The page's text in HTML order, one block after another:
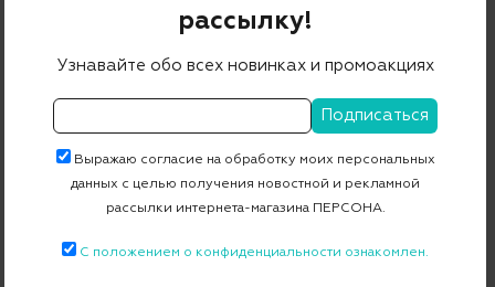
-50%
Джемпер
-50%
рассылку!
Узнавайте обо всех новинках и промоакциях
Выражаю согласие на обработку моих персональных
данных с целью получения новостной и рекламной
рассылки интернета-магазина ПЕРСОНА.
С положением о конфиденциальности ознакомлен.